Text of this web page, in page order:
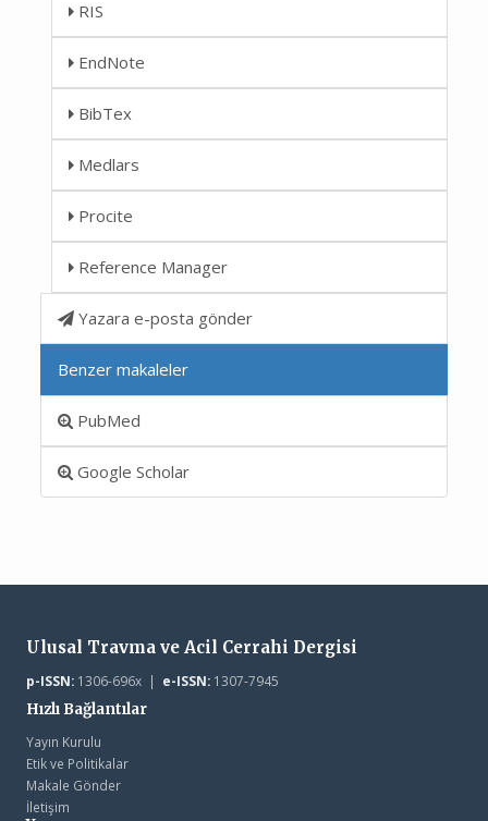
RIS
EndNote
BibTex
Medlars
Procite
Reference Manager
Yazara e-posta gönder
Benzer makaleler
PubMed
Google Scholar
Ulusal Travma ve Acil Cerrahi Dergisi
p-ISSN:1306-696x | e-ISSN:1307-7945
Hızlı Bağlantılar
Yayın Kurulu
Etik ve Politikalar
Makale Gönder
İletişim